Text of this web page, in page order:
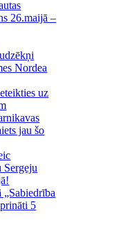
26.maijā –
Nordea
uz
jau šo
Sergeju
5